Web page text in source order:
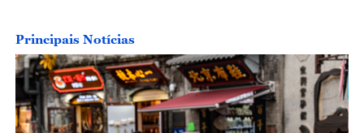
Principais Notícias